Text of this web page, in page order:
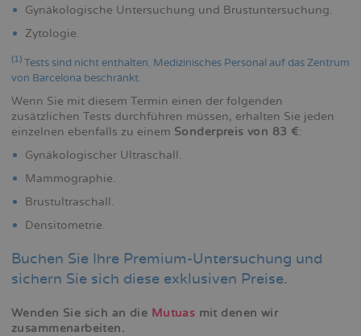
Gynäkologische Untersuchung und Brustuntersuchung.
Zytologie.
(1) Tests sind nicht enthalten. Medizinisches Personal auf das Zentrum
von Barcelona beschränkt.
Wenn Sie mit diesem Termin einen der folgenden
zusätzlichen Tests durchführen müssen, erhalten Sie jeden
einzelnen ebenfalls zu einem Sonderpreis von 83 €:
Gynäkologischer Ultraschall.
Mammographie.
Brustultraschall.
Densitometrie.
Buchen Sie Ihre Premium-Untersuchung und
sichern Sie sich diese exklusiven Preise.
Wenden Sie sich an die Mutuas mit denen wir
zusammenarbeiten.